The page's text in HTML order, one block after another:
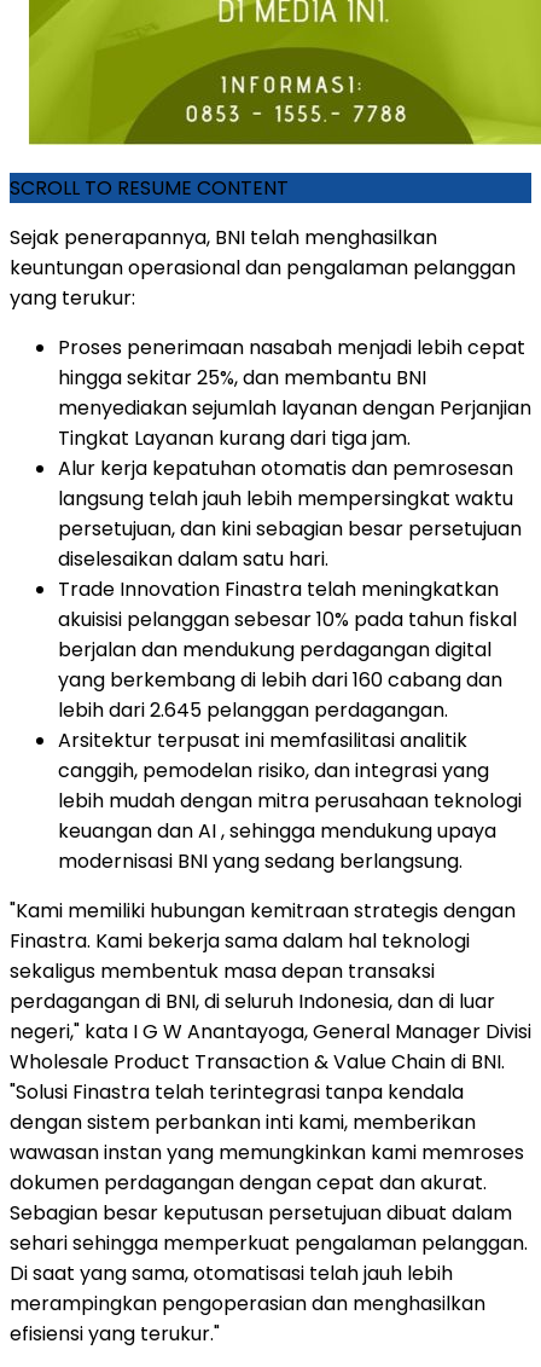
SCROLL TO RESUME CONTENT
Sejak penerapannya, BNI telah menghasilkan
keuntungan operasional dan pengalaman pelanggan
yang terukur:
Proses penerimaan nasabah menjadi lebih cepat
hingga sekitar 25%, dan membantu BNI
menyediakan sejumlah layanan dengan Perjanjian
Tingkat Layanan kurang dari tiga jam.
Alur kerja kepatuhan otomatis dan pemrosesan
langsung telah jauh lebih mempersingkat waktu
persetujuan, dan kini sebagian besar persetujuan
diselesaikan dalam satu hari.
Trade Innovation Finastra telah meningkatkan
akuisisi pelanggan sebesar 10% pada tahun fiskal
berjalan dan mendukung perdagangan digital
yang berkembang di lebih dari 160 cabang dan
lebih dari 2.645 pelanggan perdagangan.
Arsitektur terpusat ini memfasilitasi analitik
canggih, pemodelan risiko, dan integrasi yang
lebih mudah dengan mitra perusahaan teknologi
keuangan dan AI , sehingga mendukung upaya
modernisasi BNI yang sedang berlangsung.
"Kami memiliki hubungan kemitraan strategis dengan
Finastra. Kami bekerja sama dalam hal teknologi
sekaligus membentuk masa depan transaksi
perdagangan di BNI, di seluruh Indonesia, dan di luar
negeri," kata I G W Anantayoga, General Manager Divisi
Wholesale Product Transaction & Value Chain di BNI.
"Solusi Finastra telah terintegrasi tanpa kendala
dengan sistem perbankan inti kami, memberikan
wawasan instan yang memungkinkan kami memroses
dokumen perdagangan dengan cepat dan akurat.
Sebagian besar keputusan persetujuan dibuat dalam
sehari sehingga memperkuat pengalaman pelanggan.
Di saat yang sama, otomatisasi telah jauh lebih
merampingkan pengoperasian dan menghasilkan
efisiensi yang terukur."